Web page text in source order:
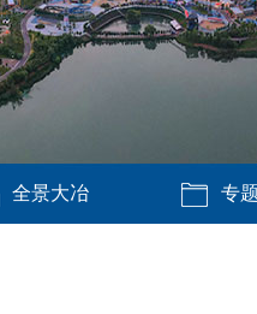
全景大冶 专